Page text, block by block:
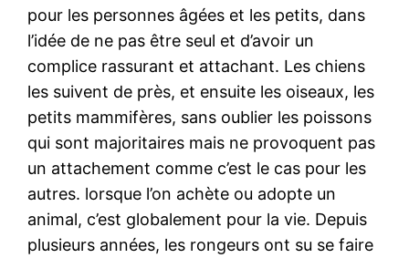
pour les personnes âgées et les petits, dans
l’idée de ne pas être seul et d’avoir un
complice rassurant et attachant. Les chiens
les suivent de près, et ensuite les oiseaux, les
petits mammifères, sans oublier les poissons
qui sont majoritaires mais ne provoquent pas
un attachement comme c’est le cas pour les
autres. lorsque l’on achète ou adopte un
animal, c’est globalement pour la vie. Depuis
plusieurs années, les rongeurs ont su se faire